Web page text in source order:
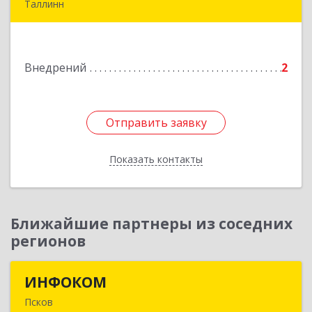
Таллинн
Внедрений 2
Отправить заявку
Показать контакты
Отправить заявку
Назад
Ближайшие партнеры из соседних
регионов
ИНФОКОМ
Псков